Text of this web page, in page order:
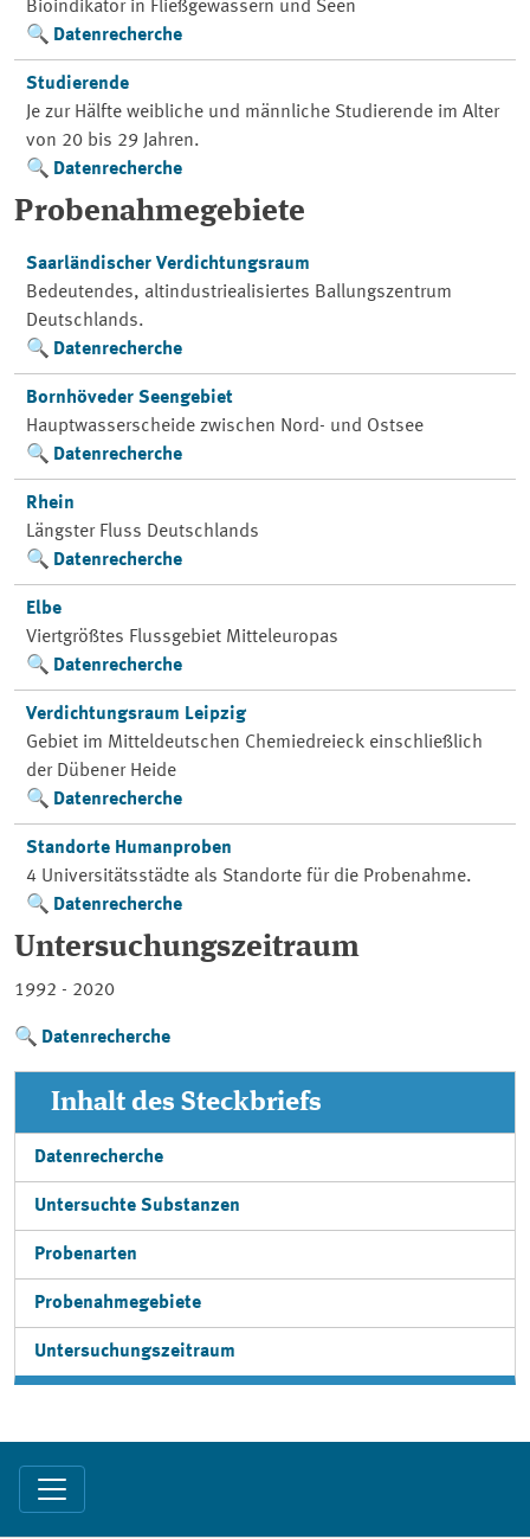
Bioindikator in Fließgewässern und Seen
Datenrecherche
Studierende
Je zur Hälfte weibliche und männliche Studierende im Alter
von 20 bis 29 Jahren.
Datenrecherche
Probenahmegebiete
Saarländischer Verdichtungsraum
Bedeutendes, altindustriealisiertes Ballungszentrum
Deutschlands.
Datenrecherche
Bornhöveder Seengebiet
Hauptwasserscheide zwischen Nord- und Ostsee
Datenrecherche
Rhein
Längster Fluss Deutschlands
Datenrecherche
Elbe
Viertgrößtes Flussgebiet Mitteleuropas
Datenrecherche
Verdichtungsraum Leipzig
Gebiet im Mitteldeutschen Chemiedreieck einschließlich
der Dübener Heide
Datenrecherche
Standorte Humanproben
4 Universitätsstädte als Standorte für die Probenahme.
Datenrecherche
Untersuchungszeitraum
1992 - 2020
Datenrecherche
Inhalt des Steckbriefs
Datenrecherche
Untersuchte Substanzen
Probenarten
Probenahmegebiete
Untersuchungszeitraum